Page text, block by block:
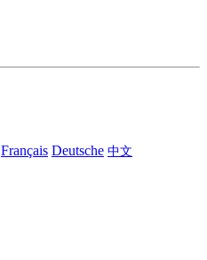
Français Deutsche 中文